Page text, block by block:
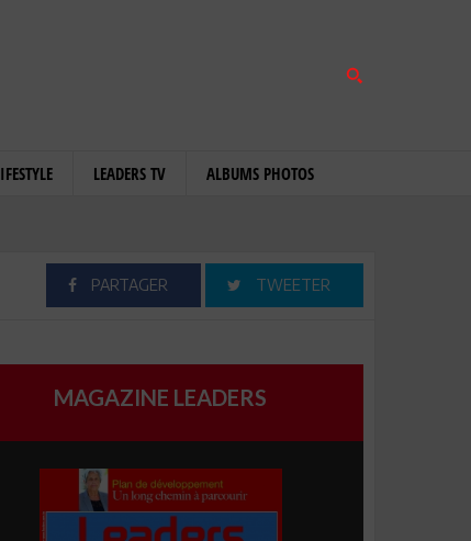
LEADERS TV ALBUMS PHOTOS
PARTAGER TWEETER
MAGAZINE LEADERS